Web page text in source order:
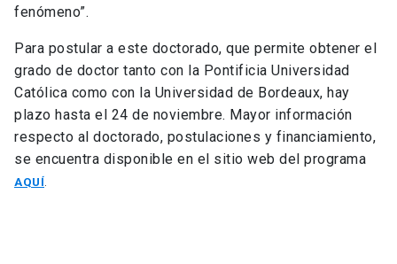
fenómeno”.
Para postular a este doctorado, que permite obtener el
grado de doctor tanto con la Pontificia Universidad
Católica como con la Universidad de Bordeaux, hay
plazo hasta el 24 de noviembre. Mayor información
respecto al doctorado, postulaciones y financiamiento,
se encuentra disponible en el sitio web del programa
AQUÍ.